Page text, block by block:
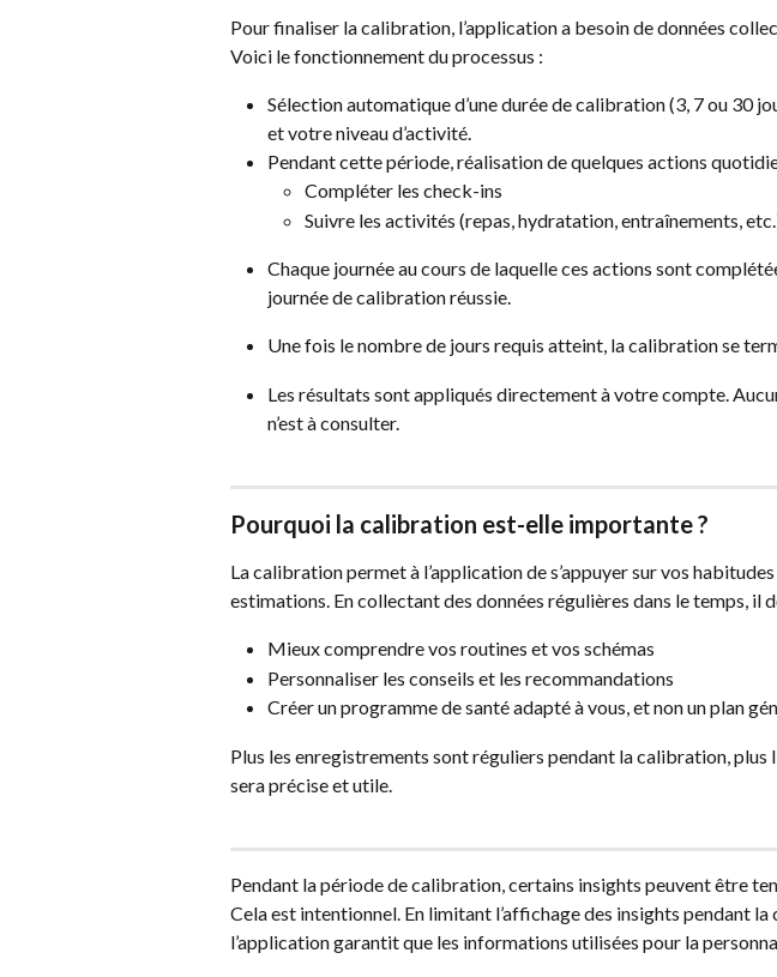
Pour finaliser la calibration, l’application a besoin de données
Voici le fonctionnement du processus :
Sélection automatique d’une durée de calibration (3, 7 ou 30
et votre niveau d’activité.
Pendant cette période, réalisation de quelques actions
Compléter les check-ins
Suivre les activités (repas, hydratation, entraînements,
Chaque journée au cours de laquelle ces actions sont
journée de calibration réussie.
Une fois le nombre de jours requis atteint, la calibration se
Les résultats sont appliqués directement à votre compte.
n’est à consulter.
Pourquoi la calibration est-elle importante ?
La calibration permet à l’application de s’appuyer sur vos
estimations. En collectant des données régulières dans le temps, il
Mieux comprendre vos routines et vos schémas
Personnaliser les conseils et les recommandations
Créer un programme de santé adapté à vous, et non un plan
Plus les enregistrements sont réguliers pendant la calibration, plus
sera précise et utile.
Pendant la période de calibration, certains insights peuvent être
Cela est intentionnel. En limitant l’affichage des insights pendant la
l’application garantit que les informations utilisées pour la